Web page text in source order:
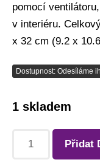
pomocí
v interiéru.
x 32 cm (9.2 x
Dostupnost: Odesíláme
1 skladem
Přidat